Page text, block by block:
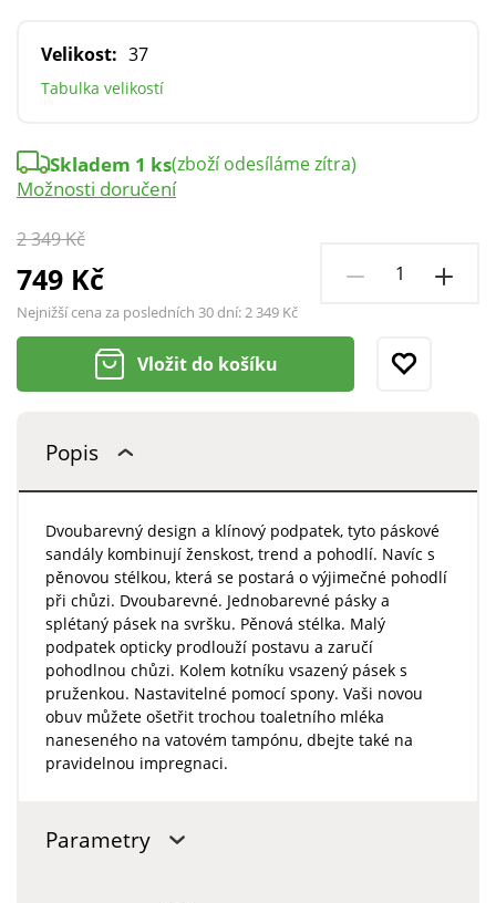
Velikost: 37
Tabulka velikostí
2 349 Kč
749 Kč
Nejnižší cena za posledních 30 dní:2 349 Kč
Skladem 1 ks(zboží odesíláme zítra)
Možnosti doručení
Vložit do košíku
Popis
Dvoubarevný design a klínový podpatek, tyto páskové
sandály kombinují ženskost, trend a pohodlí. Navíc s
pěnovou stélkou, která se postará o výjimečné pohodlí
při chůzi. Dvoubarevné. Jednobarevné pásky a
splétaný pásek na svršku. Pěnová stélka. Malý
podpatek opticky prodlouží postavu a zaručí
pohodlnou chůzi. Kolem kotníku vsazený pásek s
pruženkou. Nastavitelné pomocí spony. Vaši novou
obuv můžete ošetřit trochou toaletního mléka
naneseného na vatovém tampónu, dbejte také na
pravidelnou impregnaci.
Parametry